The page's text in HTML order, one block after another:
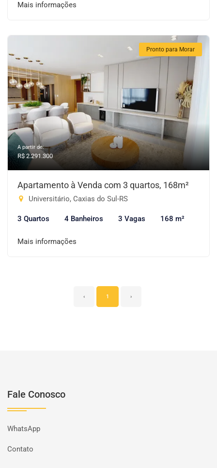
Mais informações
Pronto para Morar
A partir de:
R$ 2.291.300
Apartamento à Venda com 3 quartos, 168m²
Universitário, Caxias do Sul-RS
3 Quartos 4 Banheiros 3 Vagas 168 m²
Mais informações
‹ 1 ›
Fale Conosco
WhatsApp
Contato